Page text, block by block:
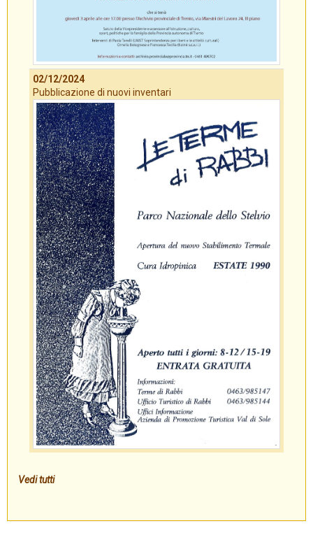
02/12/2024
Pubblicazione di nuovi inventari
Vedi tutti